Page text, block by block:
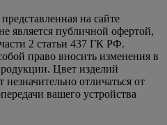
на сайте
является публичной офертой,
2 статьи 437 ГК РФ.
право вносить изменения в
Цвет изделий
отличаться от
вашего устройства